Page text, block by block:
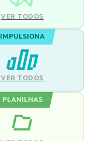
VER TODOS
IMPULSIONA
VER TODOS
PLANILHAS